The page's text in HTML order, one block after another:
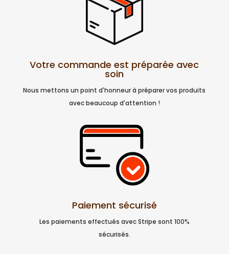
Votre commande est préparée avec
soin
Nous mettons un point d'honneur à préparer vos produits
avec beaucoup d'attention !
Paiement sécurisé
Les paiements effectués avec Stripe sont 100%
sécurisés.